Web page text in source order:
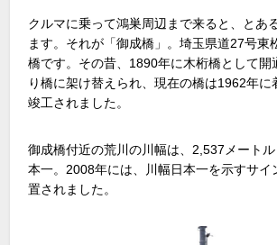
クルマに乗って鴻巣周辺まで来ると、とあ
ます。それが「御成橋」。埼玉県道27号東
橋です。その昔、1890年に木桁橋として開
り橋に架け替えられ、現在の橋は1962年に
竣工されました。
御成橋付近の荒川の川幅は、2,537メート
本一。2008年には、川幅日本一を示すサイ
置されました。